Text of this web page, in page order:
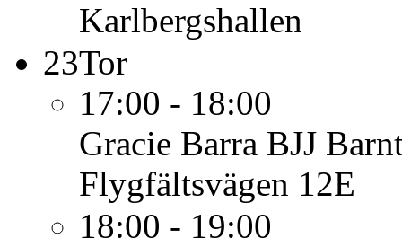
Karlbergshallen
23Tor
17:00 - 18:00
Gracie Barra BJJ
Flygfältsvägen 12E
18:00 - 19:00